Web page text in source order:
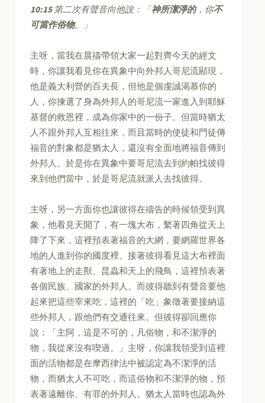
10:15第二次有聲音向他說：「神所潔淨的，你不
可當作俗物。」
主呀，當我在晨禱帶領大家一起對齊今天的經文
時，你讓我看見你在異象中向外邦人哥尼流顯現，
他是義大利營的百夫長，但他是個虔誠渴慕你的
人，你揀選了身為外邦人的哥尼流一家進入到耶穌
基督的救恩裡，成為你家中的一份子。但當時猶太
人不跟外邦人互相往來，而且當時的使徒和門徒傳
福音的對象都是猶太人，還沒有全面地將福音傳到
外邦人。於是你在異象中要哥尼流去到約帕找彼得
來到他們當中，於是哥尼流就派人去找彼得。
主呀，另一方面你也讓彼得在禱告的時候領受到異
象，他看見天開了，有一塊大布，繫著四角從天上
降了下來，這裡預表著福音的大網，要網羅世界各
地的人進到你的國度裡。接著彼得看見這大布裡面
有著地上的走獸、昆蟲和天上的飛鳥，這裡預表著
各個民族、國家的外邦人。而彼得聽到有聲音要他
起來把這些宰來吃，這裡的「吃」象徵著要接納這
些外邦人，跟他們有交通往來。但彼得卻回應你
說：「主阿，這是不可的，凡俗物，和不潔淨的
物，我從來沒有喫過。」主呀，你讓我領受到這裡
面的活物都是在摩西律法中被認定為不潔淨的活
物，而猶太人不可吃，而這俗物和不潔淨的物，預
表著遠離你、有罪的外邦人。猶太人當時也認為外